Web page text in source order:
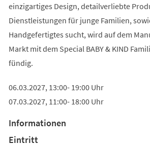
einzigartiges Design, detailverliebte
Dienstleistungen für junge Familien,
Handgefertigtes sucht, wird auf dem
Markt mit dem Special BABY & KIND
fündig.
06.03.2027, 13:00- 19:00 Uhr
07.03.2027, 11:00- 18:00 Uhr
Informationen
Eintritt